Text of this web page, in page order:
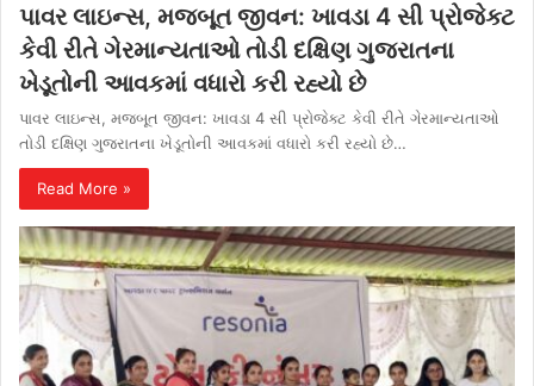
પાવર લાઇન્સ, મજબૂત જીવન: ખાવડા 4 સી પ્રોજેક્ટ
કેવી રીતે ગેરમાન્યતાઓ તોડી દક્ષિણ ગુજરાતના
ખેડૂતોની આવકમાં વધારો કરી રહ્યો છે
પાવર લાઇન્સ, મજબૂત જીવન: ખાવડા 4 સી પ્રોજેક્ટ કેવી રીતે ગેરમાન્યતાઓ
તોડી દક્ષિણ ગુજરાતના ખેડૂતોની આવકમાં વધારો કરી રહ્યો છે…
Read More »